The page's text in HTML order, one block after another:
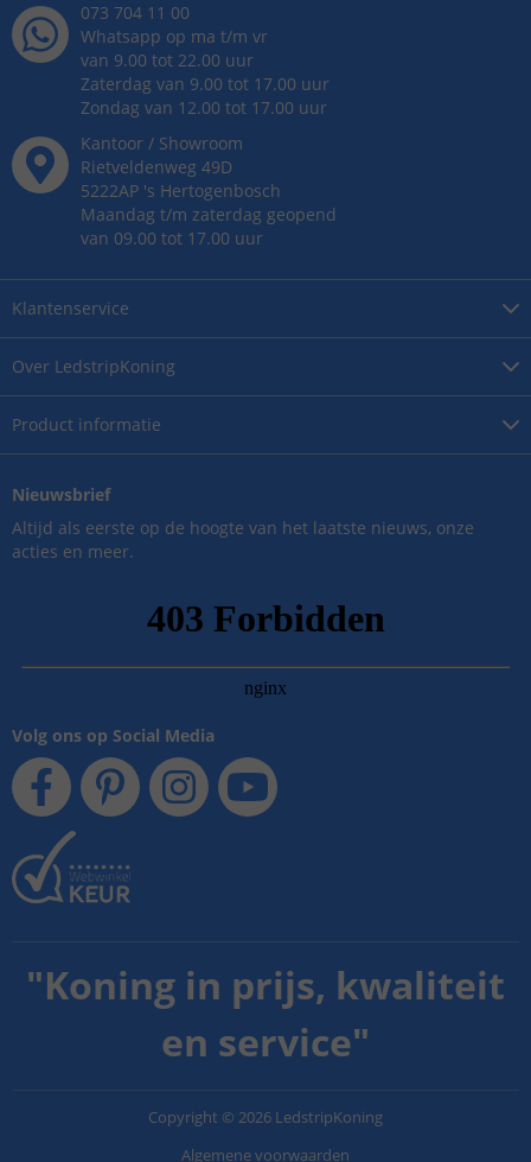
Over LedstripKoning
Product informatie
Klantenservice
073 704 11 00
Whatsapp op ma t/m vr
van 9.00 tot 22.00 uur
Zaterdag van 9.00 tot 17.00 uur
Zondag van 12.00 tot 17.00 uur
Kantoor / Showroom
Rietveldenweg 49D
5222AP 's Hertogenbosch
Maandag t/m zaterdag geopend
van 09.00 tot 17.00 uur
Nieuwsbrief
Altijd als eerste op de hoogte van het laatste nieuws, onze
acties en meer.
Volg ons op Social Media
"Koning in prijs, kwaliteit
en service"
Copyright © 2026 LedstripKoning
Algemene voorwaarden